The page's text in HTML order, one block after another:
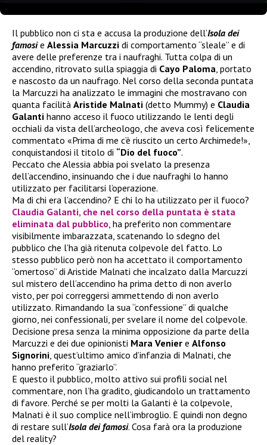
Il pubblico non ci sta e accusa la produzione dell’Isola dei
famosie Alessia Marcuzzi di comportamento “sleale” e di
avere delle preferenze tra i naufraghi. Tutta colpa di un
accendino, ritrovato sulla spiaggia di Cayo Paloma , portato
e nascosto da un naufrago. Nel corso della seconda puntata
la Marcuzzi ha analizzato le immagini che mostravano con
quanta facilità Aristide Malnati (detto Mummy) e Claudia
Galanti hanno acceso il fuoco utilizzando le lenti degli
occhiali da vista dell’archeologo, che aveva così felicemente
commentato «Prima di me c’è riuscito un certo Archimede!»,
conquistandosi il titolo di “Dio del fuoco”.
Peccato che Alessia abbia poi svelato la presenza
dell’accendino, insinuando che i due naufraghi lo hanno
utilizzato per facilitarsi l’operazione.
Ma di chi era l’accendino? E chi lo ha utilizzato per il fuoco?
Claudia Galanti, che nel corso della puntata è stata
eliminata dal pubblico , ha preferito non commentare
visibilmente imbarazzata, scatenando lo sdegno del
pubblico che l’ha già ritenuta colpevole del fatto. Lo
stesso pubblico però non ha accettato il comportamento
“omertoso” di Aristide Malnati che incalzato dalla Marcuzzi
sul mistero dell’accendino ha prima detto di non averlo
visto, per poi correggersi ammettendo di non averlo
utilizzato. Rimandando la sua “confessione” di qualche
giorno, nei confessionali, per svelare il nome del colpevole.
Decisione presa senza la minima opposizione da parte della
Marcuzzi e dei due opinionisti Mara Venier e Alfonso
Signorini , quest’ultimo amico d’infanzia di Malnati, che
hanno preferito “graziarlo”.
E questo il pubblico, molto attivo sui profili social nel
commentare, non l’ha gradito, giudicandolo un trattamento
di favore. Perché se per molti la Galanti è la colpevole,
Malnati è il suo complice nell’imbroglio. E quindi non degno
di restare sull’Isola dei famosi. Cosa farà ora la produzione
del reality?